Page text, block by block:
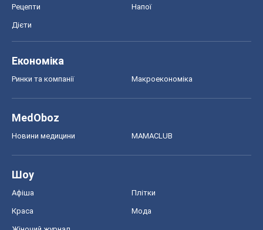
Рецепти Напої
Дієти
Економіка
Ринки та компанії Макроекономіка
MedOboz
Новини медицини MAMACLUB
Шоу
Афіша Плітки
Краса Мода